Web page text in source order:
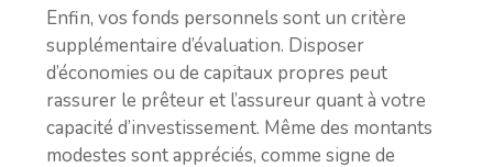
Enfin, vos fonds personnels sont un critère
supplémentaire d’évaluation. Disposer
d’économies ou de capitaux propres peut
rassurer le prêteur et l’assureur quant à votre
capacité d’investissement. Même des montants
modestes sont appréciés, comme signe de